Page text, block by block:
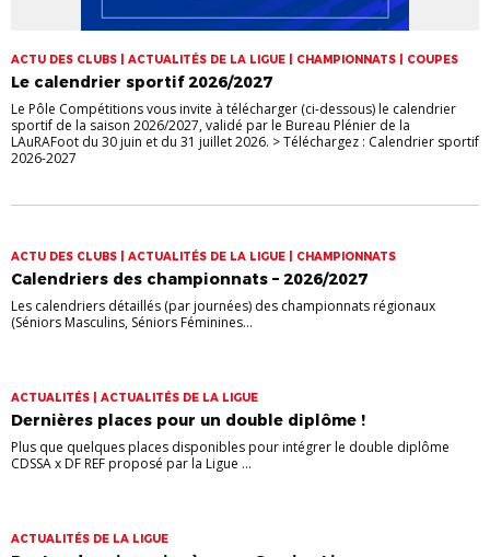
ACTU DES CLUBS | ACTUALITÉS DE LA LIGUE | CHAMPIONNATS | COUPES
Le calendrier sportif 2026/2027
Le Pôle Compétitions vous invite à télécharger (ci-dessous) le calendrier
sportif de la saison 2026/2027, validé par le Bureau Plénier de la
LAuRAFoot du 30 juin et du 31 juillet 2026. > Téléchargez : Calendrier sportif
2026-2027
ACTU DES CLUBS | ACTUALITÉS DE LA LIGUE | CHAMPIONNATS
Calendriers des championnats – 2026/2027
Les calendriers détaillés (par journées) des championnats régionaux
(Séniors Masculins, Séniors Féminines...
ACTUALITÉS | ACTUALITÉS DE LA LIGUE
Dernières places pour un double diplôme !
Plus que quelques places disponibles pour intégrer le double diplôme
CDSSA x DF REF proposé par la Ligue ...
ACTUALITÉS DE LA LIGUE